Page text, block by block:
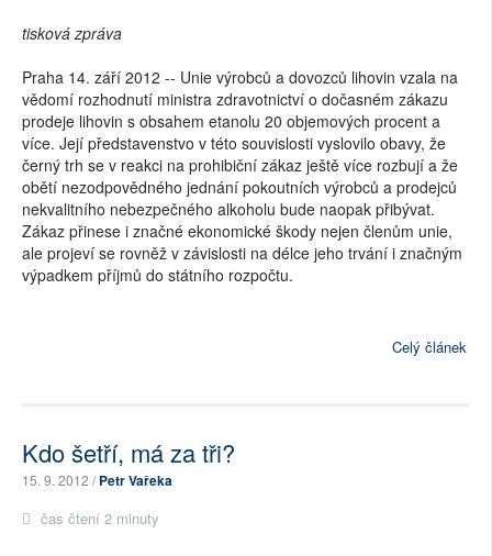
tisková zpráva
Praha 14. září 2012 -- Unie výrobců a dovozců lihovin vzala na
vědomí rozhodnutí ministra zdravotnictví o dočasném zákazu
prodeje lihovin s obsahem etanolu 20 objemových procent a
více. Její představenstvo v této souvislosti vyslovilo obavy, že
černý trh se v reakci na prohibiční zákaz ještě více rozbují a že
obětí nezodpovědného jednání pokoutních výrobců a prodejců
nekvalitního nebezpečného alkoholu bude naopak přibývat.
Zákaz přinese i značné ekonomické škody nejen členům unie,
ale projeví se rovněž v závislosti na délce jeho trvání i značným
výpadkem příjmů do státního rozpočtu.
Celý článek
Kdo šetří, má za tři?
15. 9. 2012 /Petr Vařeka
čas čtení 2 minuty